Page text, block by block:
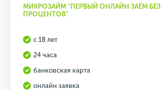
МИКРОЗАЙМ "ПЕРВЫЙ ОНЛАЙН ЗАЁМ БЕЗ
ПРОЦЕНТОВ"
с 18 лет
24 часа
банковская карта
онлайн заявка